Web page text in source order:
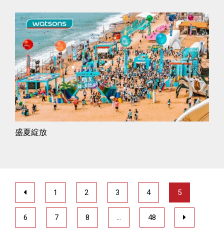
盛夏綻放
1 2 3 4 5
6 7 8 … 48